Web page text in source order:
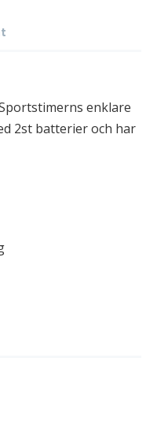
enklare
2st batterier och har